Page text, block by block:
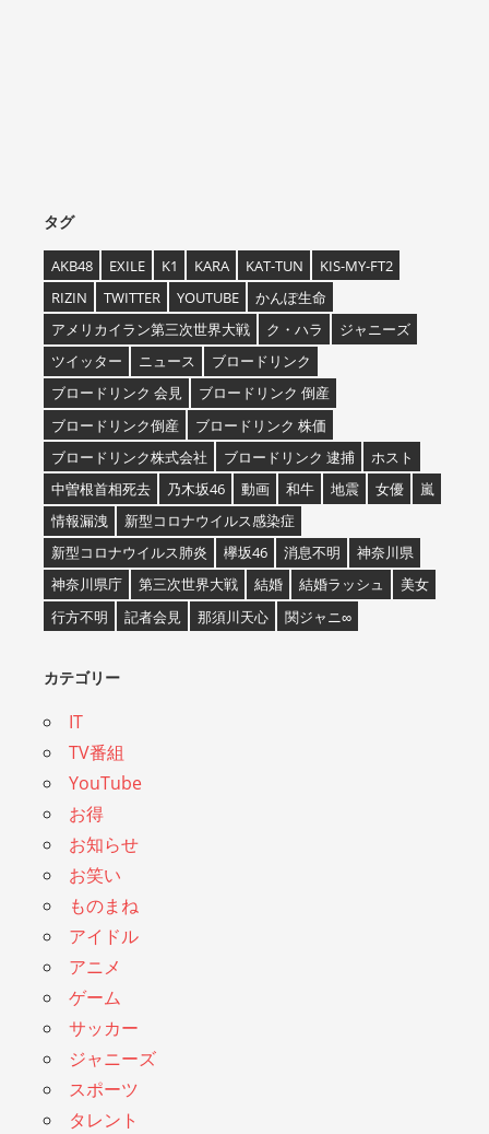
タグ
AKB48 EXILE K1 KARA KAT-TUN
KIS-MY-FT2
RIZIN
TWITTER YOUTUBE
かんぽ生命
アメリカイラン第三次世界大戦
ク・ハラ
ジャニーズ
ツイッター
ニュース
ブロードリンク
ブロードリンク 会見
ブロードリンク 倒産
ブロードリンク倒産
ブロードリンク 株価
ブロードリンク株式会社
ブロードリンク 逮捕
ホスト
中曽根首相死去
乃木坂46 動画 和牛 地震 女優
嵐
情報漏洩
新型コロナウイルス感染症
新型コロナウイルス肺炎
欅坂46 消息不明
神奈川県
神奈川県庁
第三次世界大戦 結婚 結婚ラッシュ
美女
行方不明
記者会見 那須川天心 関ジャニ∞
カテゴリー
IT
TV番組
YouTube
お得
お知らせ
お笑い
ものまね
アイドル
アニメ
ゲーム
サッカー
ジャニーズ
スポーツ
タレント